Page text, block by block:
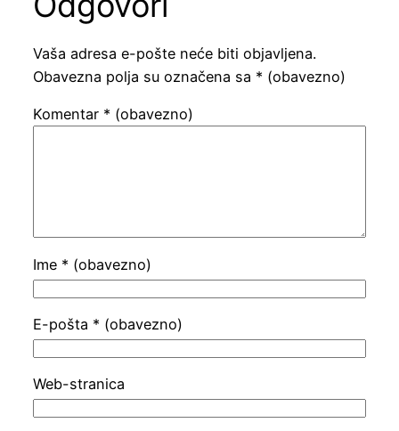
Vaša adresa e-pošte neće biti objavljena.
Obavezna polja su označena sa * (obavezno)
Komentar * (obavezno)
Ime * (obavezno)
E-pošta * (obavezno)
Web-stranica